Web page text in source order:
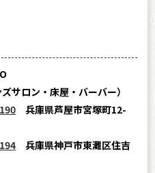
サロン・床屋・バーバー）
兵庫県芦屋市宮塚町12-
兵庫県神戸市東灘区住吉